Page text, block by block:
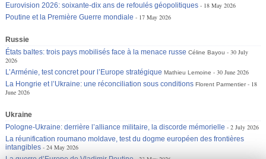
Eurovision 2026: soixante-dix ans de refoulés géopolitiques
18 May 2026
Poutine et la Première Guerre mondiale
17 May 2026
Russie
États baltes: trois pays mobilisés face à la menace russe Céline Bayou
30 July
2026
L’Arménie, test concret pour l’Europe stratégique Mathieu Lemoine
30 June 2026
La Hongrie et l’Ukraine: une réconciliation sous conditions Florent Parmentier
18
June 2026
Ukraine
Pologne-Ukraine: derrière l’alliance militaire, la discorde mémorielle
2 July 2026
La réunification roumano moldave, test du dogme européen des frontières
intangibles
24 May 2026